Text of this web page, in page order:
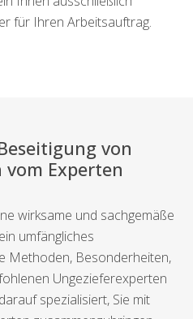
für Ihren Arbeitsauftrag.
von
vom Experten
wirksame und sachgemäße
umfängliches
Methoden, Besonderheiten,
Ungezieferexperten
spezialisiert, Sie mit